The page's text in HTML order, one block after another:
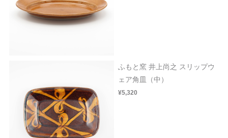
ふもと窯 井上尚之 スリップウ
ェア角皿（中）
¥5,320